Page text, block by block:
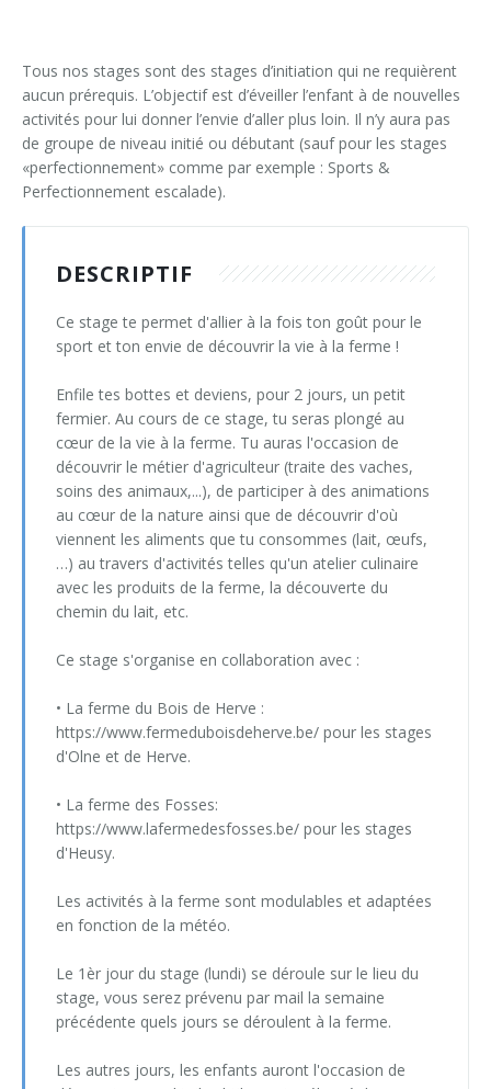
Garderie
Projet pédagogique
Ligne directrice : DLTA
Photos
Eté
Carnaval
Noël & Nouvel An
Toussaint
Photos
Printemps
Carnaval
Noël & Nouvel An
Toussaint
Différents cours
Informations
Philosophie : DLTA
Tarifs
Escalade (Approche par le jeu en milieu scolaire)
Jeux coopératifs
Jeux coopératifs 2 - classe building
Jeux sans matériel, sans salle et avec beaucoup d'élèves
Orientation spatiale et jeux cordes (3h)
Psychomotricité dans un gymnase d'école (6h)
Psychomotricité : souricière et jeux interactifs (6h)
1 ballon pour 2 ... les bases du KIN-BALL®
Athlétisme en milieu scolaire (6h)
Gouret
Indiaca
Jeux de démarquages (Bumball & Korfbal)
Jeux de démarquages (OMNIKIN® SIX & Frisbee)
KIN-BALL® (initiation)
KIN-BALL® (perfectionnement)
Korfbal
Tchouk ball
Préparation Physique (primaire et fondamental)
Préparation Physique (secondaire)
Préparation physique (vidéos)
You.Fo - Cardiogoal - Trangleball
Services
Références
Vidéos
Presse
Photos
Château gonflable
Matériel sportif
Matériel signé DS
Tous nos stages sont des stages d’initiation qui ne requièrent
aucun prérequis. L’objectif est d’éveiller l’enfant à de nouvelles
activités pour lui donner l’envie d’aller plus loin. Il n’y aura pas
de groupe de niveau initié ou débutant (sauf pour les stages
«perfectionnement» comme par exemple : Sports &
Perfectionnement escalade).
DESCRIPTIF
Ce stage te permet d'allier à la fois ton goût pour le
sport et ton envie de découvrir la vie à la ferme !
Enfile tes bottes et deviens, pour 2 jours, un petit
fermier. Au cours de ce stage, tu seras plongé au
cœur de la vie à la ferme. Tu auras l'occasion de
découvrir le métier d'agriculteur (traite des vaches,
soins des animaux,...), de participer à des animations
au cœur de la nature ainsi que de découvrir d'où
viennent les aliments que tu consommes (lait, œufs,
…) au travers d'activités telles qu'un atelier culinaire
avec les produits de la ferme, la découverte du
chemin du lait, etc.
Ce stage s'organise en collaboration avec :
• La ferme du Bois de Herve :
https://www.fermeduboisdeherve.be/ pour les stages
d'Olne et de Herve.
• La ferme des Fosses:
https://www.lafermedesfosses.be/ pour les stages
d'Heusy.
Les activités à la ferme sont modulables et adaptées
en fonction de la météo.
Le 1èr jour du stage (lundi) se déroule sur le lieu du
stage, vous serez prévenu par mail la semaine
précédente quels jours se déroulent à la ferme.
Les autres jours, les enfants auront l'occasion de